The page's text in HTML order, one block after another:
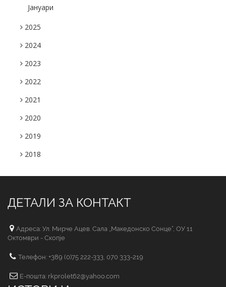
Јануари
2025
2024
2023
2022
2021
2020
2019
2018
ДЕТАЛИ ЗА КОНТАКТ
Адреса: Ул. Мирче Ацев. Сала „Македонско Сонце“, ОУ 11
Октомври - Скопје
Телефон: +389 (0)75 222-333, 070 333-219
Е-пошта: rkprolet62@yahoo.com